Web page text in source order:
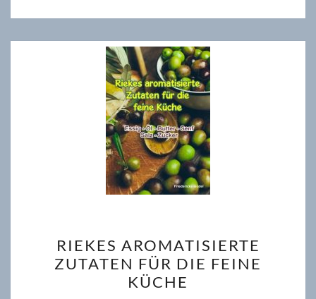
AROMATISIERTE
ZUTATEN
FÜR
RIEKES AROMATISIERTE
ZUTATEN FÜR DIE FEINE
KÜCHE